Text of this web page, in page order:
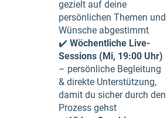
gezielt auf deine
persönlichen Themen und
Wünsche abgestimmt
✔️ Wöchentliche Live-
Sessions (Mi, 19:00 Uhr)
– persönliche Begleitung
& direkte Unterstützung,
damit du sicher durch den
Prozess gehst